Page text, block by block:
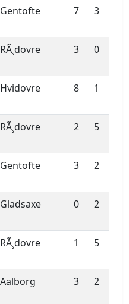
Gentofte 7 3
RÃ¸dovre 3 0
Hvidovre 8 1
RÃ¸dovre 2 5
Gentofte 3 2
Gladsaxe 0 2
RÃ¸dovre 1 5
Aalborg 3 2